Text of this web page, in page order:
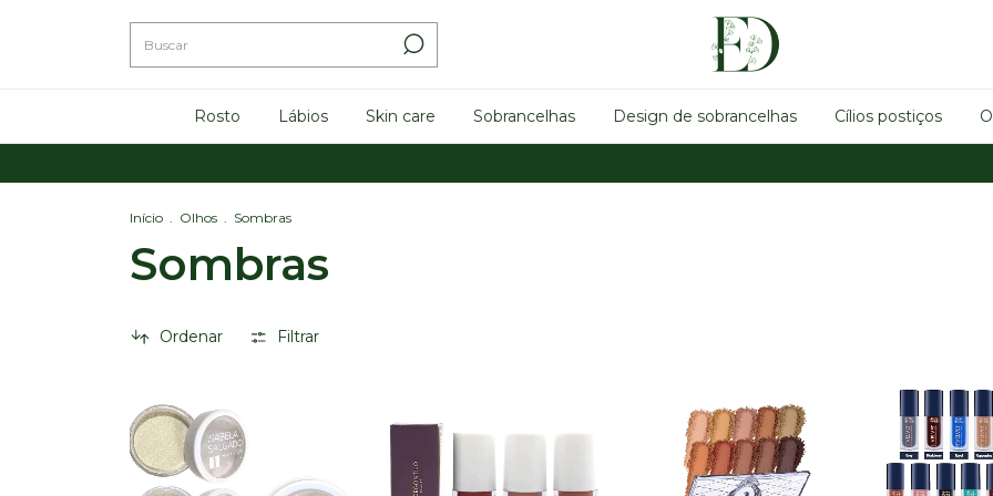
Rosto Lábios Skin care Sobrancelhas Design de sobrancelhas Cílios postiços
Início . Olhos . Sombras
Sombras
Ordenar Filtrar